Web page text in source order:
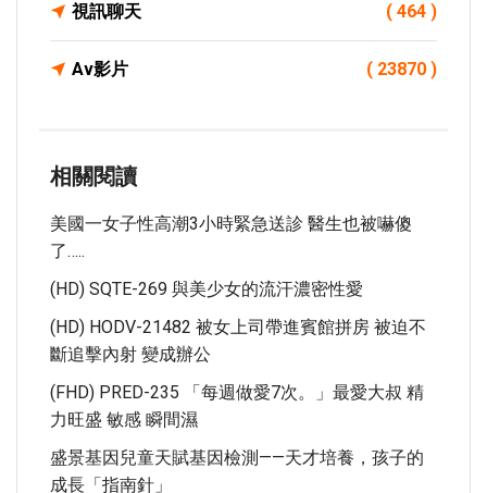
視訊聊天 ( 464 )
Av影片 ( 23870 )
相關閱讀
美國一女子性高潮3小時緊急送診 醫生也被嚇傻
了…..
(HD) SQTE-269 與美少女的流汗濃密性愛
(HD) HODV-21482 被女上司帶進賓館拼房 被迫不
斷追擊內射 變成辦公
(FHD) PRED-235 「每週做愛7次。」最愛大叔 精
力旺盛 敏感 瞬間濕
盛景基因兒童天賦基因檢測——天才培養，孩子的
成長「指南針」